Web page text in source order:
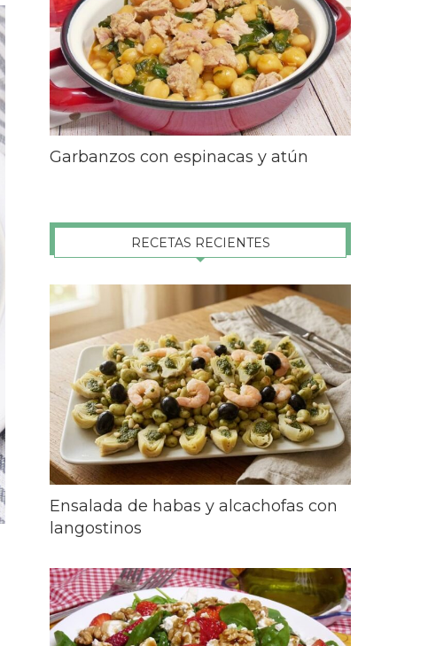
Garbanzos con espinacas y atún
RECETAS RECIENTES
Ensalada de habas y alcachofas con
langostinos